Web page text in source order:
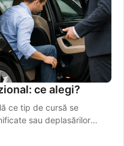
ce alegi?
ce tip de cursă se
sau deplasărilor